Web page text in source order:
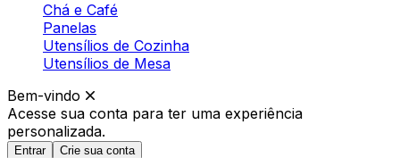
Chá e Café
Panelas
Utensílios de Cozinha
Utensílios de Mesa
Bem-vindo
Acesse sua conta para ter uma experiência
personalizada.
Entrar Crie sua conta